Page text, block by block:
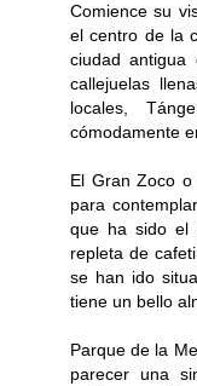
Comience su
el centro de la
ciudad
callejuelas
locales,
cómodamente
El Gran Zoco
para
que ha sido el
repleta de
se han ido
tiene un bello
Parque de la
parecer una